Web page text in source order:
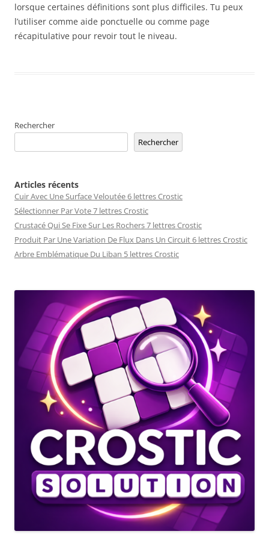
lorsque certaines définitions sont plus difficiles. Tu peux
l’utiliser comme aide ponctuelle ou comme page
récapitulative pour revoir tout le niveau.
Rechercher
Rechercher
Articles récents
Cuir Avec Une Surface Veloutée 6 lettres Crostic
Sélectionner Par Vote 7 lettres Crostic
Crustacé Qui Se Fixe Sur Les Rochers 7 lettres Crostic
Produit Par Une Variation De Flux Dans Un Circuit 6 lettres Crostic
Arbre Emblématique Du Liban 5 lettres Crostic